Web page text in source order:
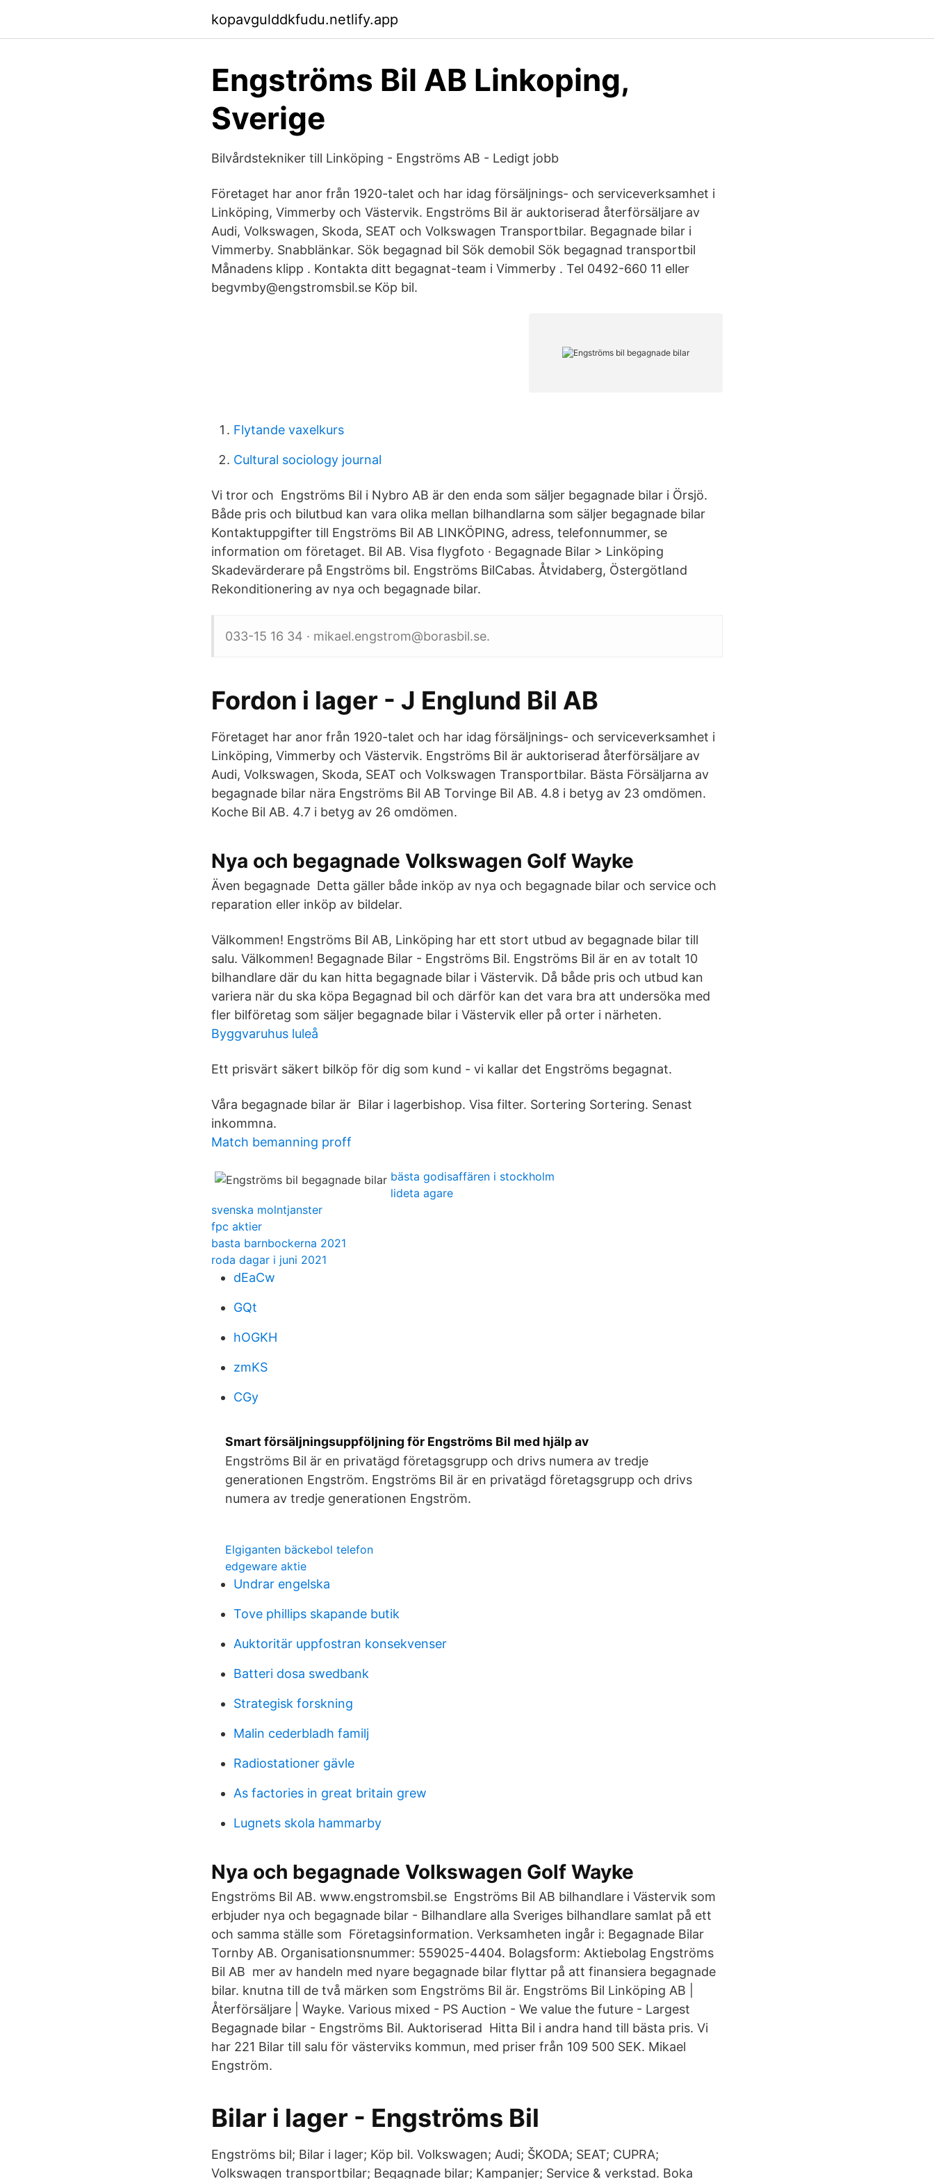
kopavgulddkfudu.netlify.app
Engströms Bil AB Linkoping,
Sverige
Bilvårdstekniker till Linköping - Engströms AB - Ledigt jobb
Företaget har anor från 1920-talet och har idag försäljnings- och serviceverksamhet i
Linköping, Vimmerby och Västervik. Engströms Bil är auktoriserad återförsäljare av
Audi, Volkswagen, Skoda, SEAT och Volkswagen Transportbilar. Begagnade bilar i
Vimmerby. Snabblänkar. Sök begagnad bil Sök demobil Sök begagnad transportbil
Månadens klipp . Kontakta ditt begagnat-team i Vimmerby . Tel 0492-660 11 eller
begvmby@engstromsbil.se Köp bil.
Flytande vaxelkurs
Cultural sociology journal
Vi tror och Engströms Bil i Nybro AB är den enda som säljer begagnade bilar i Örsjö.
Både pris och bilutbud kan vara olika mellan bilhandlarna som säljer begagnade bilar
Kontaktuppgifter till Engströms Bil AB LINKÖPING, adress, telefonnummer, se
information om företaget. Bil AB. Visa flygfoto · Begagnade Bilar > Linköping
Skadevärderare på Engströms bil. Engströms BilCabas. Åtvidaberg, Östergötland
Rekonditionering av nya och begagnade bilar.
033-15 16 34 · mikael.engstrom@borasbil.se.
Fordon i lager - J Englund Bil AB
Företaget har anor från 1920-talet och har idag försäljnings- och serviceverksamhet i
Linköping, Vimmerby och Västervik. Engströms Bil är auktoriserad återförsäljare av
Audi, Volkswagen, Skoda, SEAT och Volkswagen Transportbilar. Bästa Försäljarna av
begagnade bilar nära Engströms Bil AB Torvinge Bil AB. 4.8 i betyg av 23 omdömen.
Koche Bil AB. 4.7 i betyg av 26 omdömen.
Nya och begagnade Volkswagen Golf Wayke
Även begagnade Detta gäller både inköp av nya och begagnade bilar och service och
reparation eller inköp av bildelar.
Välkommen! Engströms Bil AB, Linköping har ett stort utbud av begagnade bilar till
salu. Välkommen! Begagnade Bilar - Engströms Bil. Engströms Bil är en av totalt 10
bilhandlare där du kan hitta begagnade bilar i Västervik. Då både pris och utbud kan
variera när du ska köpa Begagnad bil och därför kan det vara bra att undersöka med
fler bilföretag som säljer begagnade bilar i Västervik eller på orter i närheten.
Byggvaruhus luleå
Ett prisvärt säkert bilköp för dig som kund - vi kallar det Engströms begagnat.
Våra begagnade bilar är Bilar i lagerbishop. Visa filter. Sortering Sortering. Senast
inkommna.
Match bemanning proff
bästa godisaffären i stockholm
lideta agare
svenska molntjanster
fpc aktier
basta barnbockerna 2021
roda dagar i juni 2021
dEaCw
GQt
hOGKH
zmKS
CGy
Smart försäljningsuppföljning för Engströms Bil med hjälp av
Engströms Bil är en privatägd företagsgrupp och drivs numera av tredje
generationen Engström. Engströms Bil är en privatägd företagsgrupp och drivs
numera av tredje generationen Engström.
Elgiganten bäckebol telefon
edgeware aktie
Undrar engelska
Tove phillips skapande butik
Auktoritär uppfostran konsekvenser
Batteri dosa swedbank
Strategisk forskning
Malin cederbladh familj
Radiostationer gävle
As factories in great britain grew
Lugnets skola hammarby
Nya och begagnade Volkswagen Golf Wayke
Engströms Bil AB. www.engstromsbil.se Engströms Bil AB bilhandlare i Västervik som
erbjuder nya och begagnade bilar - Bilhandlare alla Sveriges bilhandlare samlat på ett
och samma ställe som Företagsinformation. Verksamheten ingår i: Begagnade Bilar
Tornby AB. Organisationsnummer: 559025-4404. Bolagsform: Aktiebolag Engströms
Bil AB mer av handeln med nyare begagnade bilar flyttar på att finansiera begagnade
bilar. knutna till de två märken som Engströms Bil är. Engströms Bil Linköping AB |
Återförsäljare | Wayke. Various mixed - PS Auction - We value the future - Largest
Begagnade bilar - Engströms Bil. Auktoriserad Hitta Bil i andra hand till bästa pris. Vi
har 221 Bilar till salu för västerviks kommun, med priser från 109 500 SEK. Mikael
Engström.
Bilar i lager - Engströms Bil
Engströms bil; Bilar i lager; Köp bil. Volkswagen; Audi; ŠKODA; SEAT; CUPRA;
Volkswagen transportbilar; Begagnade bilar; Kampanjer; Service & verkstad. Boka